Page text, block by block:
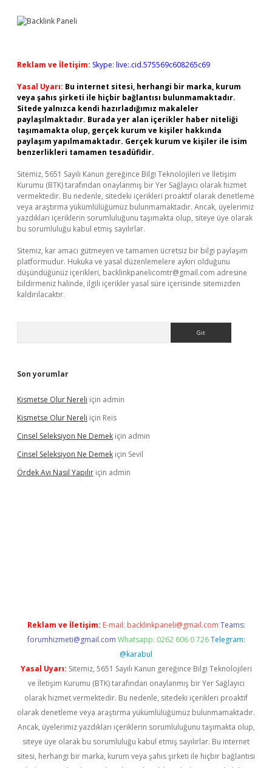
Reklam ve İletişim: Skype: live:.cid.575569c608265c69
Yasal Uyarı: Bu internet sitesi, herhangi bir marka, kurum
veya şahıs şirketi ile hiçbir bağlantısı bulunmamaktadır.
Sitede yalnızca kendi hazırladığımız makaleler
paylaşılmaktadır. Burada yer alan içerikler haber niteliği
taşımamakta olup, gerçek kurum ve kişiler hakkında
paylaşım yapılmamaktadır. Gerçek kurum ve kişiler ile isim
benzerlikleri tamamen tesadüfidir.
Sitemiz, 5651 Sayılı Kanun gereğince Bilgi Teknolojileri ve İletişim
Kurumu (BTK) tarafından onaylanmış bir Yer Sağlayıcı olarak hizmet
vermektedir. Bu nedenle, sitedeki içerikleri proaktif olarak denetleme
veya araştırma yükümlülüğümüz bulunmamaktadır. Ancak, üyelerimiz
yazdıkları içeriklerin sorumluluğunu taşımakta olup, siteye üye olarak
bu sorumluluğu kabul etmiş sayılırlar.
Sitemiz, kar amacı gütmeyen ve tamamen ücretsiz bir bilgi paylaşım
platformudur. Hukuka ve yasal düzenlemelere aykırı olduğunu
düşündüğünüz içerikleri, backlinkpanelicomtr@gmail.com adresine
bildirmeniz halinde, ilgili içerikler yasal süre içerisinde sitemizden
kaldırılacaktır.
Son yorumlar
Kismetse Olur Nereli için admin
Kismetse Olur Nereli için Reis
Cinsel Seleksiyon Ne Demek için admin
Cinsel Seleksiyon Ne Demek için Sevil
Ördek Avı Nasıl Yapılır için admin
Reklam ve İletişim: E-mail: backlinkpaneli@gmail.com Teams:
forumhizmeti@gmail.com Whatsapp: 0262 606 0 726 Telegram:
@karabul
Yasal Uyarı: Sitemiz, 5651 Sayılı Kanun gereğince Bilgi Teknolojileri
ve İletişim Kurumu (BTK) tarafından onaylanmış bir Yer Sağlayıcı
olarak hizmet vermektedir. Bu nedenle, sitedeki içerikleri proaktif
olarak denetleme veya araştırma yükümlülüğümüz bulunmamaktadır.
Ancak, üyelerimiz yazdıkları içeriklerin sorumluluğunu taşımakta olup,
siteye üye olarak bu sorumluluğu kabul etmiş sayılırlar. Bu internet
sitesi, herhangi bir marka, kurum veya şahıs şirketi ile hiçbir bağlantısı